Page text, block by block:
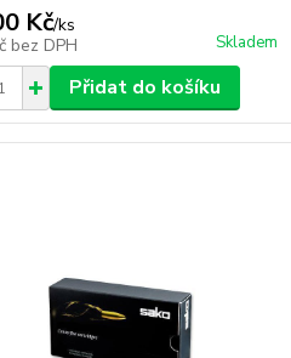
Kč/ks
bez DPH Skladem
Přidat do košíku